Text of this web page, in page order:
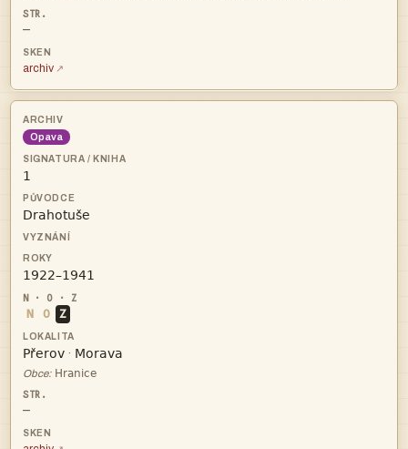
—
archiv
Opava



N O Z
 · 
Obce: 
—